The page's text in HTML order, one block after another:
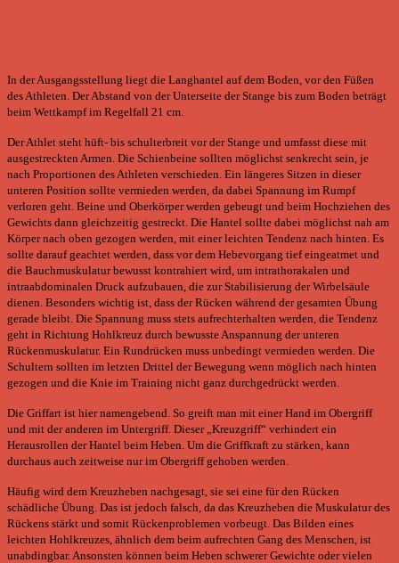
In der Ausgangsstellung liegt die Langhantel auf dem Boden, vor den Füßen
des Athleten. Der Abstand von der Unterseite der Stange bis zum Boden beträgt
beim Wettkampf im Regelfall 21 cm.
Der Athlet steht hüft- bis schulterbreit vor der Stange und umfasst diese mit
ausgestreckten Armen. Die Schienbeine sollten möglichst senkrecht sein, je
nach Proportionen des Athleten verschieden. Ein längeres Sitzen in dieser
unteren Position sollte vermieden werden, da dabei Spannung im Rumpf
verloren geht. Beine und Oberkörper werden gebeugt und beim Hochziehen des
Gewichts dann gleichzeitig gestreckt. Die Hantel sollte dabei möglichst nah am
Körper nach oben gezogen werden, mit einer leichten Tendenz nach hinten. Es
sollte darauf geachtet werden, dass vor dem Hebevorgang tief eingeatmet und
die Bauchmuskulatur bewusst kontrahiert wird, um intrathorakalen und
intraabdominalen Druck aufzubauen, die zur Stabilisierung der Wirbelsäule
dienen. Besonders wichtig ist, dass der Rücken während der gesamten Übung
gerade bleibt. Die Spannung muss stets aufrechterhalten werden, die Tendenz
geht in Richtung Hohlkreuz durch bewusste Anspannung der unteren
Rückenmuskulatur. Ein Rundrücken muss unbedingt vermieden werden. Die
Schultern sollten im letzten Drittel der Bewegung wenn möglich nach hinten
gezogen und die Knie im Training nicht ganz durchgedrückt werden.
Die Griffart ist hier namengebend. So greift man mit einer Hand im Obergriff
und mit der anderen im Untergriff. Dieser „Kreuzgriff“ verhindert ein
Herausrollen der Hantel beim Heben. Um die Griffkraft zu stärken, kann
durchaus auch zeitweise nur im Obergriff gehoben werden.
Häufig wird dem Kreuzheben nachgesagt, sie sei eine für den Rücken
schädliche Übung. Das ist jedoch falsch, da das Kreuzheben die Muskulatur des
Rückens stärkt und somit Rückenproblemen vorbeugt. Das Bilden eines
leichten Hohlkreuzes, ähnlich dem beim aufrechten Gang des Menschen, ist
unabdingbar. Ansonsten können beim Heben schwerer Gewichte oder vielen